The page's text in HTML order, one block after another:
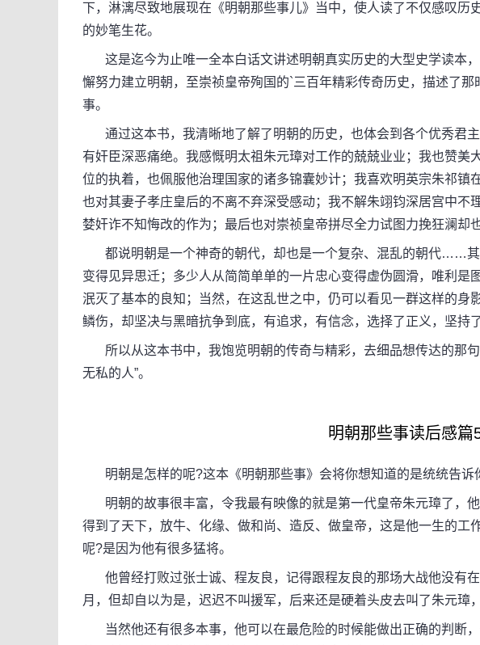
下，淋漓尽致地展现在《明朝那些事儿》当中，使人读了不仅感叹历
的妙笔生花。
这是迄今为止唯一全本白话文讲述明朝真实历史的大型史学读本
懈努力建立明朝，至崇祯皇帝殉国的`三百年精彩传奇历史，描述了
事。
通过这本书，我清晰地了解了明朝的历史，也体会到各个优秀君
有奸臣深恶痛绝。我感慨明太祖朱元璋对工作的兢兢业业；我也赞美
位的执着，也佩服他治理国家的诸多锦囊妙计；我喜欢明英宗朱祁镇
也对其妻子孝庄皇后的不离不弃深受感动；我不解朱翊钧深居宫中不
婪奸诈不知悔改的作为；最后也对崇祯皇帝拼尽全力试图力挽狂澜
都说明朝是一个神奇的朝代，却也是一个复杂、混乱的朝代……其
变得见异思迁；多少人从简简单单的一片忠心变得虚伪圆滑，唯利是
泯灭了基本的良知；当然，在这乱世之中，仍可以看见一群这样的身
鳞伤，却坚决与黑暗抗争到底，有追求，有信念，选择了正义，坚
所以从这本书中，我饱览明朝的传奇与精彩，去细品想传达的那句
无私的人”。
明朝那些事读后感篇
明朝是怎样的呢?这本《明朝那些事》会将你想知道的是统统告诉
明朝的故事很丰富，令我最有映像的就是第一代皇帝朱元璋了，
得到了天下，放牛、化缘、做和尚、造反、做皇帝，这是他一生的工
呢?是因为他有很多猛将。
他曾经打败过张士诚、程友良，记得跟程友良的那场大战他没有
月，但却自以为是，迟迟不叫援军，后来还是硬着头皮去叫了朱元璋
当然他还有很多本事，他可以在最危险的时候能做出正确的判断